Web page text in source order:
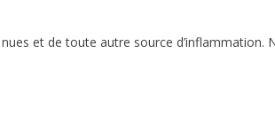
et de toute autre source d’inflammation.